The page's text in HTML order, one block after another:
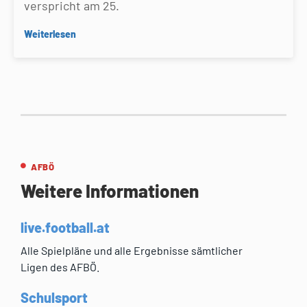
verspricht am 25.
Weiterlesen
AFBÖ
Weitere Informationen
live.football.at
Alle Spielpläne und alle Ergebnisse sämtlicher
Ligen des AFBÖ.
Schulsport